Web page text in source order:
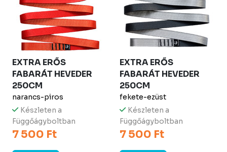
EXTRA ERŐS
FABARÁT HEVEDER
250CM
narancs-piros
Készleten a
Függőágyboltban
7 500 Ft
EXTRA ERŐS
FABARÁT HEVEDER
250CM
fekete-ezüst
Készleten a
Függőágyboltban
7 500 Ft